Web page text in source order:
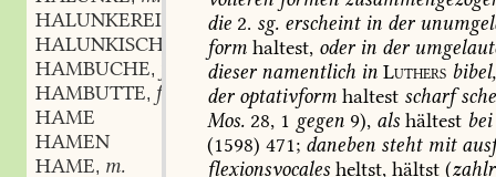
HALUNKEREI
HALUNKISCH
HAMBUCHE,
HAMBUTTE, f.
HAME
HAMEN
HAME, m.
die 2. sg. erscheintin der
form haltest, oderin der
diesernamentlich in Luthers bibel,
deroptativform haltest scharf
Mos. 28, 1 gegen 9), als hältest bei
(1598) 471; daneben stehtmit
flexionsvocales heltst, hältst (